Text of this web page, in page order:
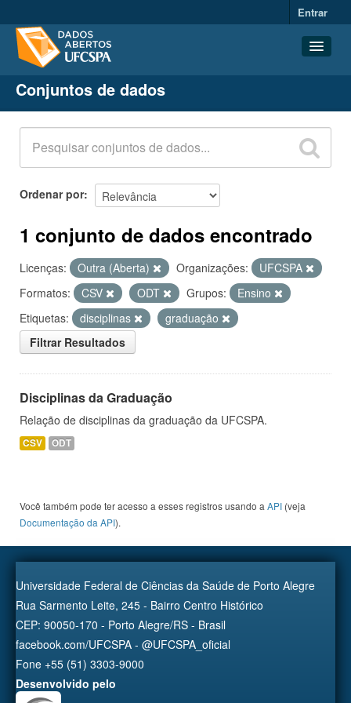
Entrar
Conjuntos de dados
Organizações
Grupos
Sobre
Conjuntos de dados
Ordenar por
1 conjunto de dados encontrado
Licenças: Outra (Aberta) Organizações:
UFCSPA
Formatos:
CSV ODT Grupos:
Ensino
Etiquetas:
disciplinas
graduação
Filtrar Resultados
Disciplinas da Graduação
Relação de disciplinas da graduação da UFCSPA.
CSV ODT
Você também pode ter acesso a esses registros usando a API (veja
Documentação da API).
Universidade Federal de Ciências da Saúde de Porto Alegre
Rua Sarmento Leite, 245 - Bairro Centro Histórico
CEP: 90050-170 - Porto Alegre/RS - Brasil
facebook.com/UFCSPA - @UFCSPA_oficial
Fone +55 (51) 3303-9000
Desenvolvido pelo